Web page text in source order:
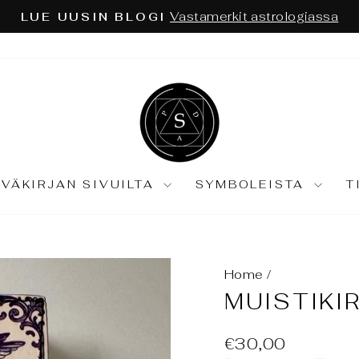
Keskeytä
EI RIITÄ: Astrologia ja tarot
SIVUILTA SYMBOLEISTA
Home /
Normaali
€30,00